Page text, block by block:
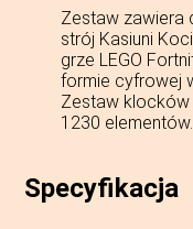
Zestaw zawiera
strój Kasiuni
grze LEGO
formie cyfrowej
Zestaw klocków
1230 elementów.
Specyfikacja